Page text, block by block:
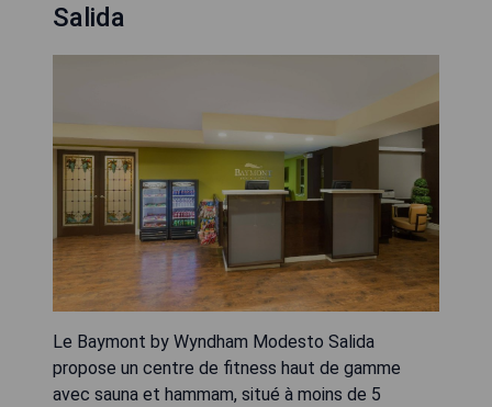
Salida
Le Baymont by Wyndham Modesto Salida
propose un centre de fitness haut de gamme
avec sauna et hammam, situé à moins de 5